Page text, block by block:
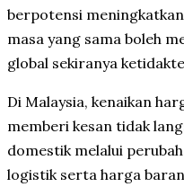
berpotensi
masa yang sama boleh
global sekiranya
Di Malaysia, kenaikan
memberi kesan tidak
domestik melalui
logistik serta harga